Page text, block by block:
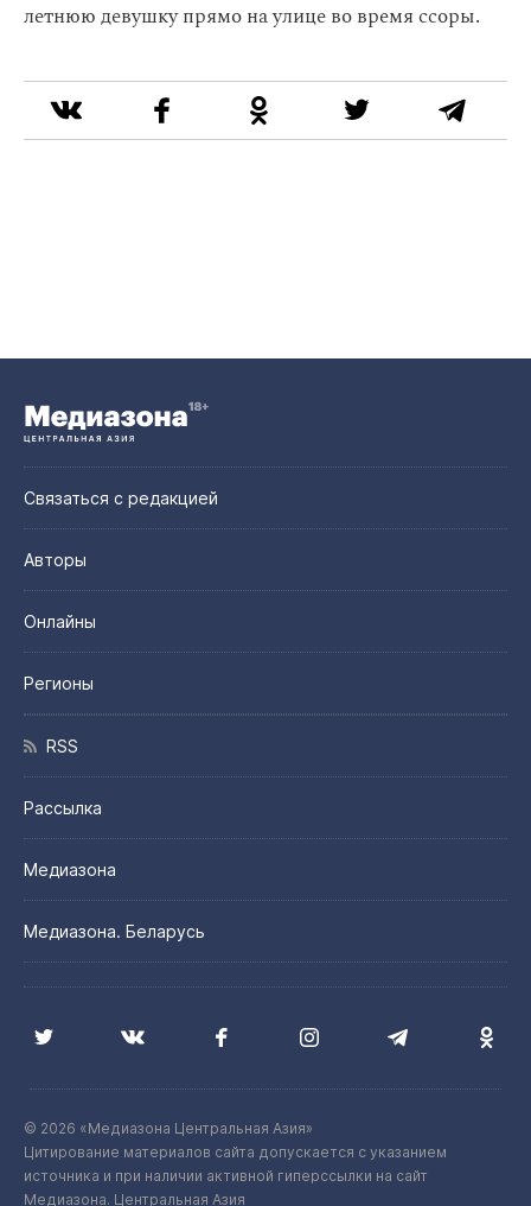
летнюю девушку прямо на улице во время ссоры.
Связаться с редакцией
Авторы
Онлайны
Регионы
RSS
Рассылка
Медиазона
Медиазона. Беларусь
© 2026 «Медиазона Центральная Азия»
Цитирование материалов сайта допускается с указанием
источника и при наличии активной гиперссылки на сайт
Медиазона. Центральная Азия